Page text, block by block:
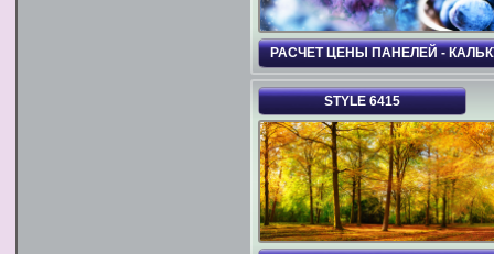
РАСЧЕТ ЦЕНЫ ПАНЕЛЕЙ -
STYLE 6415